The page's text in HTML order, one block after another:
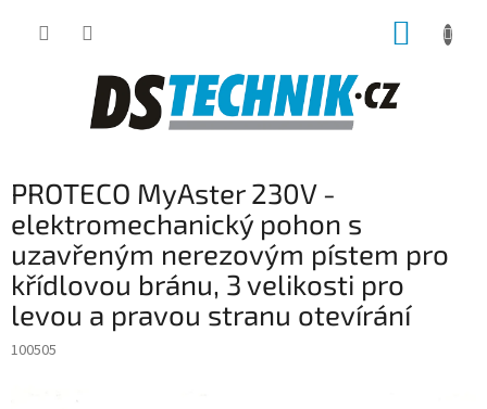
PROTECO MyAster 230V -
elektromechanický pohon s
uzavřeným nerezovým pístem pro
křídlovou bránu, 3 velikosti pro
levou a pravou stranu otevírání
100505